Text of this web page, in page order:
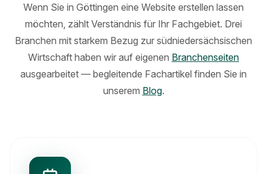
Wenn Sie in Göttingen eine Website erstellen lassen
möchten, zählt Verständnis für Ihr Fachgebiet. Drei
Branchen mit starkem Bezug zur südniedersächsischen
Wirtschaft haben wir auf eigenen Branchenseiten
ausgearbeitet — begleitende Fachartikel finden Sie in
unserem Blog.